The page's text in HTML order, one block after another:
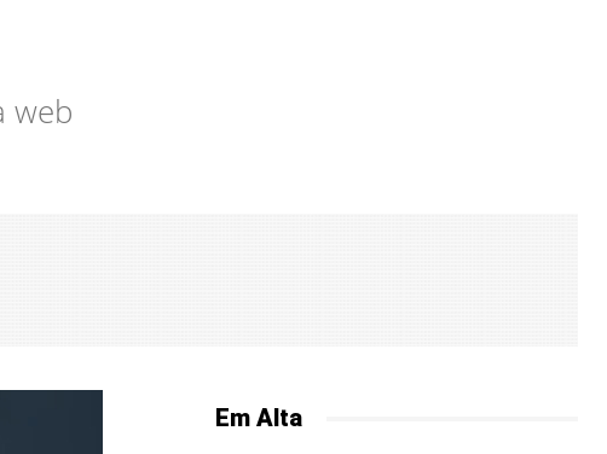
web
Em Alta